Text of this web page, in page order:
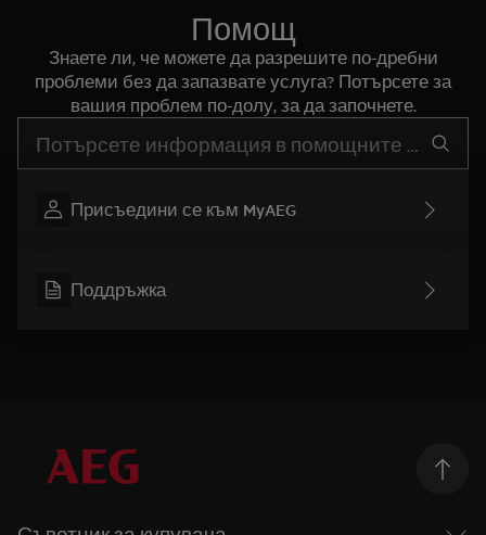
Помощ
Знаете ли, че можете да разрешите по-дребни
проблеми без да запазвате услуга? Потърсете за
вашия проблем по-долу, за да започнете.
Присъедини се към MyAEG
Поддръжка